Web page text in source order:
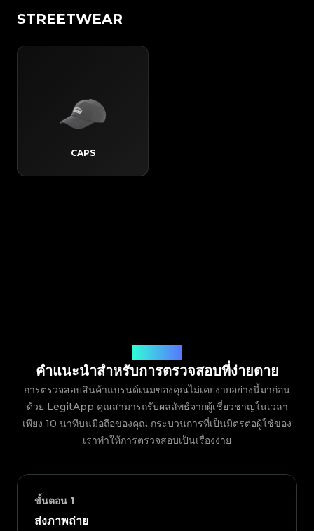
STREETWEAR
CAPS
คำแนะนำสำหรับการตรวจสอบที่ง่ายดาย
การตรวจสอบสินค้าแบรนด์เนมของคุณไม่เคยง่ายอย่างนี้มาก่อน
ด้วย LegitApp คุณสามารถรับผลลัพธ์จากผู้เชี่ยวชาญในเวลา
เพียง 10 นาทีบนมือถือของคุณ กระบวนการที่เป็นมิตรต่อผู้ใช้ของ
เราทำให้การตรวจสอบเป็นเรื่องง่าย
ขั้นตอน 1
ส่งภาพถ่าย